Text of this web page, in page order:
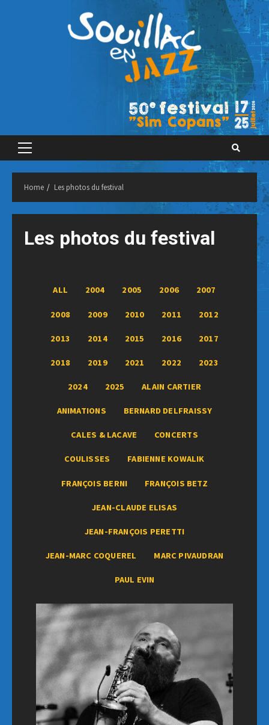
Primary
Home Les photos du festival
Les photos du festival
ALL 2004 2005 2006 2007
2008 2009 2010 2011 2012
2013 2014 2015 2016 2017
2018 2019 2021 2022 2023
2024 2025 ALAIN CARTIER
ANIMATIONS BERNARD DELFRAISSY
CALES & LACAVE CONCERTS
COULISSES FABIENNE KOWALIK
FRANÇOIS BERNI FRANÇOIS BETZ
JEAN-CLAUDE ELISAS
JEAN-FRANÇOIS PERETTI
JEAN-MARC COQUEREL MARC PIVAUDRAN
PAUL EVIN